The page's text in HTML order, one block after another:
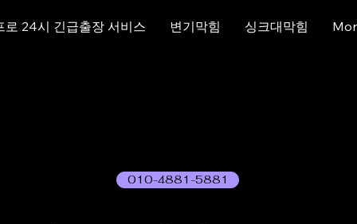
로 24시 긴급출장 서비스 변기막힘 싱크대막힘
010-4881-5881